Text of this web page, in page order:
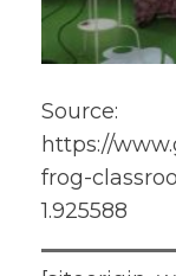
Source:
https://
frog-
1.925588